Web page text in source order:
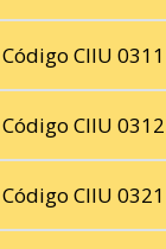
Código CIIU 0311
Código CIIU 0312
Código CIIU 0321